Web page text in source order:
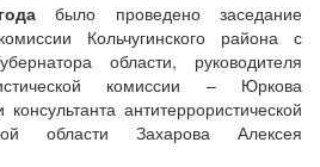
было проведено заседание
Кольчугинского района с
области, руководителя
комиссии – Юркова
антитеррористической
области Захарова Алексея